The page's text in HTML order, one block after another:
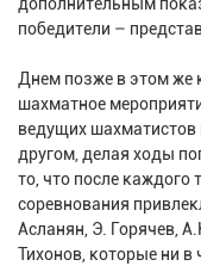
дополнительным
победители –
Днем позже в этом же
шахматное
ведущих шахматистов
другом, делая ходы
то, что после каждого
соревнования
Асланян, Э. Горячев,
Тихонов, которые ни